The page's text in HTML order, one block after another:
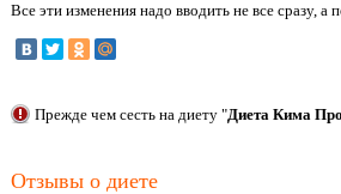
Все эти изменения надо вводить не все сразу, а
Прежде чем сесть на диету "Диета Кима
Отзывы о диете